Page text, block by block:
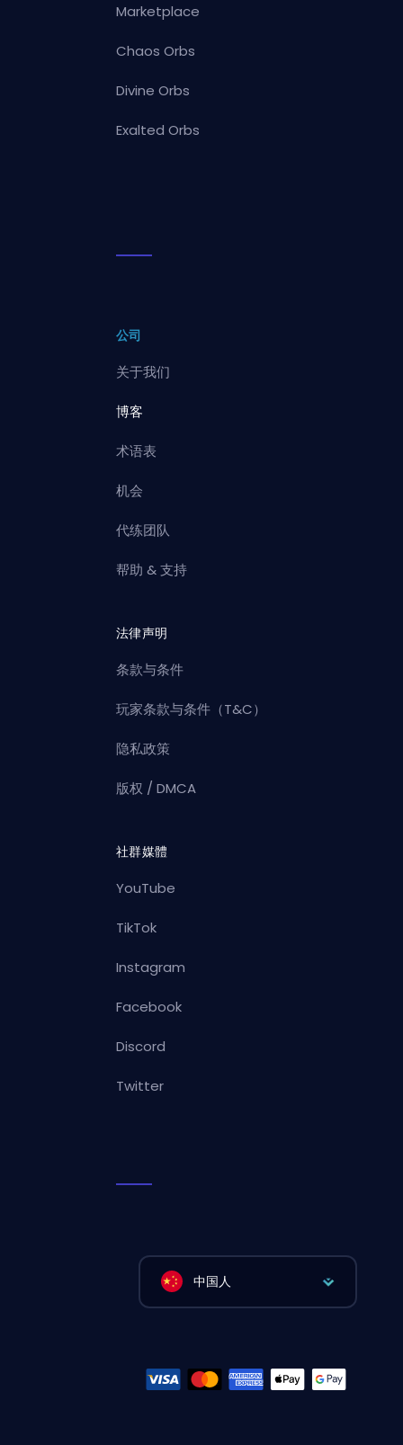
Marketplace
Chaos Orbs
Divine Orbs
Exalted Orbs
公司
关于我们
博客
术语表
机会
代练团队
帮助 & 支持
法律声明
条款与条件
玩家条款与条件（T&C）
隐私政策
版权 / DMCA
社群媒體
YouTube
TikTok
Instagram
Facebook
Discord
Twitter
中国人